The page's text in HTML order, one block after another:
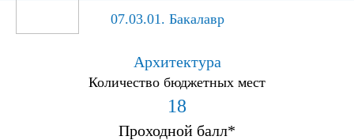
07.03.01. Бакалавр
Архитектура
Количество бюджетных мест
18
Проходной балл*